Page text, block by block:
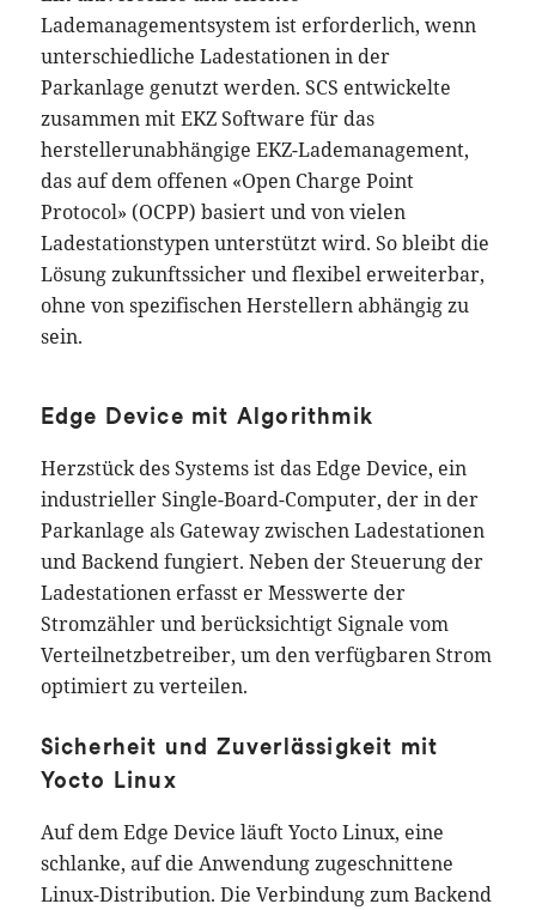
Lademanagementsystem ist erforderlich, wenn
unterschiedliche Ladestationen in der
Parkanlage genutzt werden. SCS entwickelte
zusammen mit EKZ Software für das
herstellerunabhängige EKZ-Lademanagement,
das auf dem offenen «Open Charge Point
Protocol» (OCPP) basiert und von vielen
Ladestationstypen unterstützt wird. So bleibt die
Lösung zukunftssicher und flexibel erweiterbar,
ohne von spezifischen Herstellern abhängig zu
sein.
Edge Device mit Algorithmik
Herzstück des Systems ist das Edge Device, ein
industrieller Single-Board-Computer, der in der
Parkanlage als Gateway zwischen Ladestationen
und Backend fungiert. Neben der Steuerung der
Ladestationen erfasst er Messwerte der
Stromzähler und berücksichtigt Signale vom
Verteilnetzbetreiber, um den verfügbaren Strom
optimiert zu verteilen.
Sicherheit und Zuverlässigkeit mit
Yocto Linux
Auf dem Edge Device läuft Yocto Linux, eine
schlanke, auf die Anwendung zugeschnittene
Linux-Distribution. Die Verbindung zum Backend